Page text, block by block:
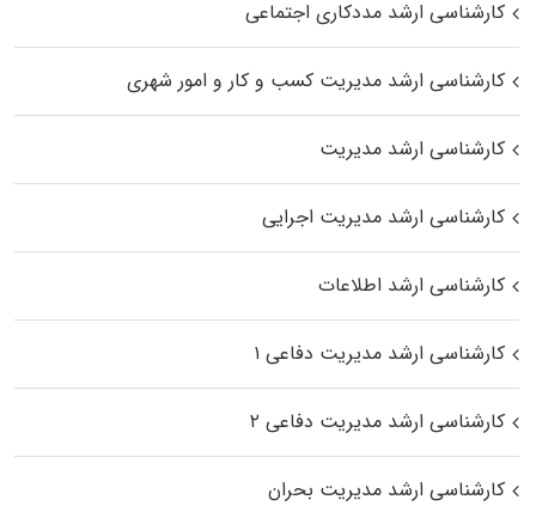
کارشناسی ارشد مددکاری اجتماعی
کارشناسی ارشد مدیریت کسب و کار و امور شهری
کارشناسی ارشد مدیریت
کارشناسی ارشد مدیریت اجرایی
کارشناسی ارشد اطلاعات
کارشناسی ارشد مدیریت دفاعی ۱
کارشناسی ارشد مدیریت دفاعی ۲
کارشناسی ارشد مدیریت بحران